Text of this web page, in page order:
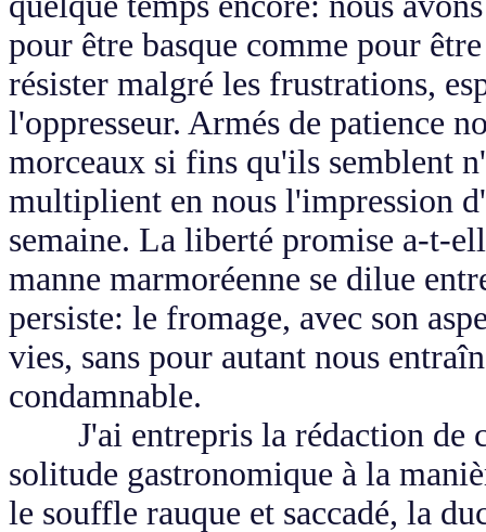
pour être basque comme pour
résister malgré les frustrations,
l'oppresseur. Armés de patience
morceaux si fins qu'ils semblent
multiplient en nous l'impression
semaine. La liberté promise a-t-
manne marmoréenne se dilue
persiste: le fromage, avec son
vies, sans pour autant nous
condamnable.
J'ai entrepris la rédaction de
solitude gastronomique à la
le souffle rauque et saccadé, la